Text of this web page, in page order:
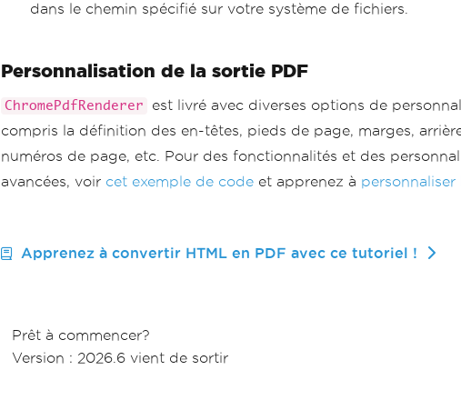
dans le chemin spécifié sur votre système de fichiers.
Personnalisation de la sortie PDF
ChromePdfRenderer
est livré avec diverses options de
compris la définition des en-têtes, pieds de page, marges,
numéros de page, etc. Pour des fonctionnalités et des
avancées, voir cet exemple de code et apprenez à personnaliser
Apprenez à convertir HTML en PDF avec ce tutoriel !
Prêt à commencer?
Version : 2026.6 vient de sortir